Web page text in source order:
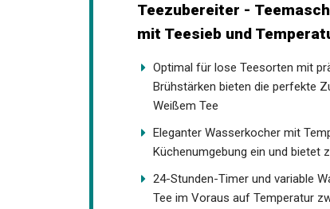
Teezubereiter -
mit Teesieb und
Optimal für lose Teesorten mit
Brühstärken bieten die perfekte
Weißem Tee
Eleganter Wasserkocher mit
Küchenumgebung ein und bietet
24-Stunden-Timer und variable
Tee im Voraus auf Temperatur